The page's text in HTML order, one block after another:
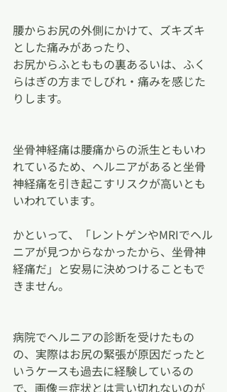
腰からお尻の外側にかけて、ズキズキ
とした痛みがあったり、
お尻からふとももの裏あるいは、ふく
らはぎの方までしびれ・痛みを感じた
りします。
坐骨神経痛は腰痛からの派生ともいわ
れているため、ヘルニアがあると坐骨
神経痛を引き起こすリスクが高いとも
いわれています。
かといって、「レントゲンやMRIでヘル
ニアが見つからなかったから、坐骨神
経痛だ」と安易に決めつけることもで
きません。
病院でヘルニアの診断を受けたもの
の、実際はお尻の緊張が原因だったと
いうケースも過去に経験しているの
で、画像＝症状とは言い切れないのが